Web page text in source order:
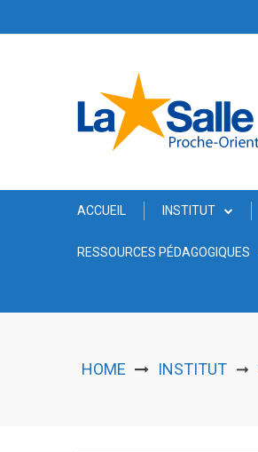
ACCUEIL INSTITUT
RESSOURCES PÉDAGOGIQUES
HOME INSTITUT ➞